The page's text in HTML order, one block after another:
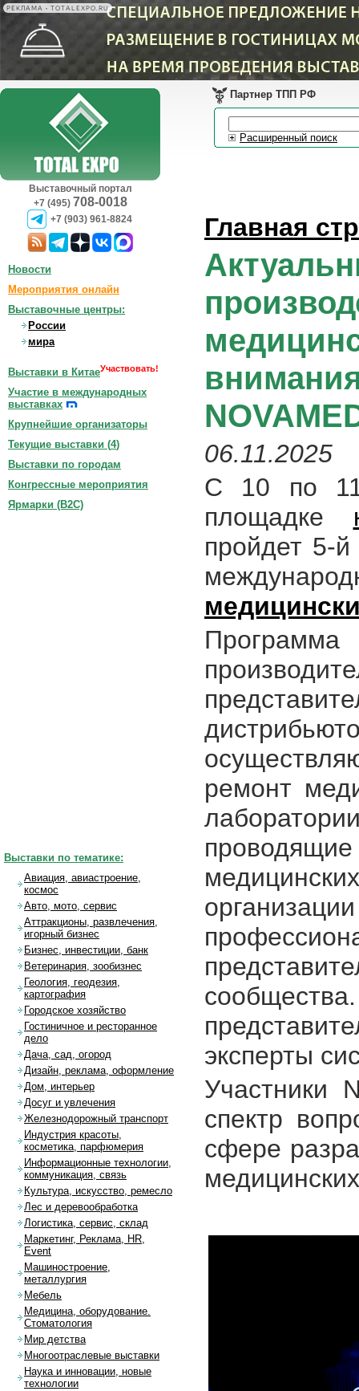
РЕКЛАМА • TOTALEXPO.RU
Выставочный портал
+7 (495) 708-0018
+7 (903) 961-8824
Партнер ТПП РФ
Расширенный поиск
Главная
06.11.2025
С 10 по
площадке
пройдет 5-
Программа
ремонт
эксперты
Участники
спектр
сфере
Новости
Мероприятия онлайн
Выставочные центры:
России
мира
Выставки в КитаеУчаствовать!
Участие в международных
выставках
Крупнейшие организаторы
Текущие выставки (4)
Выставки по городам
Конгрессные мероприятия
Ярмарки (B2C)
Выставки по тематике:
Авиация, авиастроение,
космос
Авто, мото, сервис
Аттракционы, развлечения,
игорный бизнес
Бизнес, инвестиции, банк
Ветеринария, зообизнес
Геология, геодезия,
картография
Городское хозяйство
Гостиничное и ресторанное
дело
Дача, сад, огород
Дизайн, реклама, оформление
Дом, интерьер
Досуг и увлечения
Железнодорожный транспорт
Индустрия красоты,
косметика, парфюмерия
Информационные технологии,
коммуникация, связь
Культура, искусство, ремесло
Лес и деревообработка
Логистика, сервис, склад
Маркетинг, Реклама, HR,
Event
Машиностроение,
металлургия
Мебель
Медицина, оборудование.
Стоматология
Мир детства
Многоотраслевые выставки
Наука и инновации, новые
технологии